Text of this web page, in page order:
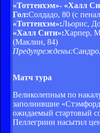
«Тоттенхэм»- «Халл
Гол:Солдадо, 80 (с
«Тоттенхэм»:Льорис,
«Халл Сити»:Харпер,
(Маклин, 84)
Предупреждены:
Матч тура
Великолепным по
заполнившие
ожидаемый стартовый
Пеллегрини насытил